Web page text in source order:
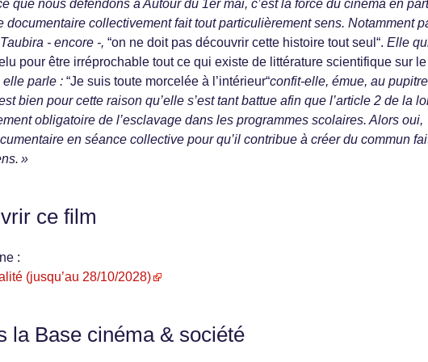
que nous défendons à Autour du 1er mai, c’est la force du cinéma en
documentaire collectivement fait tout particulièrement sens. Notamment
- encore -, “on ne doit pas découvrir cette histoire tout seul“. Elle
pour être irréprochable tout ce qui existe de littérature scientifique sur le
elle parle : “Je suis toute morcelée à l’intérieur“confit-elle, émue, au
bien pour cette raison qu’elle s’est tant battue afin que l’article 2 de la
obligatoire de l’esclavage dans les programmes scolaires. Alors oui,
en séance collective pour qu’il contribue à créer du commun
»
ce film
:
(jusqu’au 28/10/2028)
la Base cinéma & société